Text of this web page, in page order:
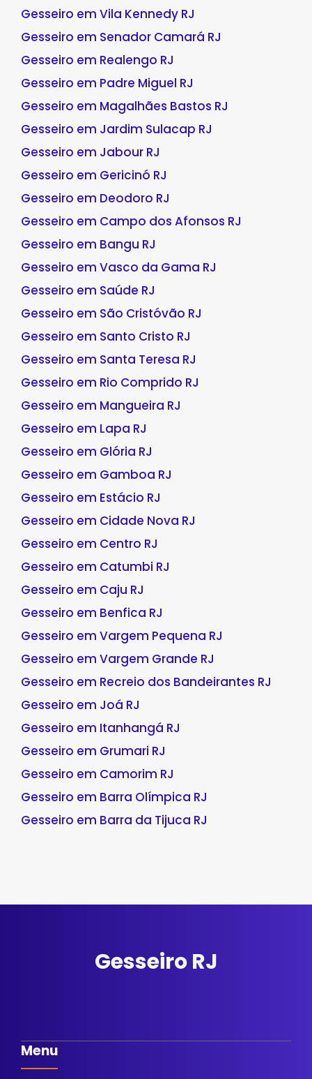
Gesseiro em Vila Kennedy RJ
Gesseiro em Senador Camará RJ
Gesseiro em Realengo RJ
Gesseiro em Padre Miguel RJ
Gesseiro em Magalhães Bastos RJ
Gesseiro em Jardim Sulacap RJ
Gesseiro em Jabour RJ
Gesseiro em Gericinó RJ
Gesseiro em Deodoro RJ
Gesseiro em Campo dos Afonsos RJ
Gesseiro em Bangu RJ
Gesseiro em Vasco da Gama RJ
Gesseiro em Saúde RJ
Gesseiro em São Cristóvão RJ
Gesseiro em Santo Cristo RJ
Gesseiro em Santa Teresa RJ
Gesseiro em Rio Comprido RJ
Gesseiro em Mangueira RJ
Gesseiro em Lapa RJ
Gesseiro em Glória RJ
Gesseiro em Gamboa RJ
Gesseiro em Estácio RJ
Gesseiro em Cidade Nova RJ
Gesseiro em Centro RJ
Gesseiro em Catumbi RJ
Gesseiro em Caju RJ
Gesseiro em Benfica RJ
Gesseiro em Vargem Pequena RJ
Gesseiro em Vargem Grande RJ
Gesseiro em Recreio dos Bandeirantes RJ
Gesseiro em Joá RJ
Gesseiro em Itanhangá RJ
Gesseiro em Grumari RJ
Gesseiro em Camorim RJ
Gesseiro em Barra Olímpica RJ
Gesseiro em Barra da Tijuca RJ
Gesseiro RJ
Menu